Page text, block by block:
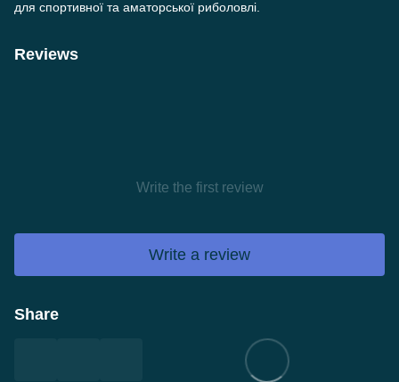
для спортивної та аматорської риболовлі.
Reviews
Write the first review
Write a review
Share